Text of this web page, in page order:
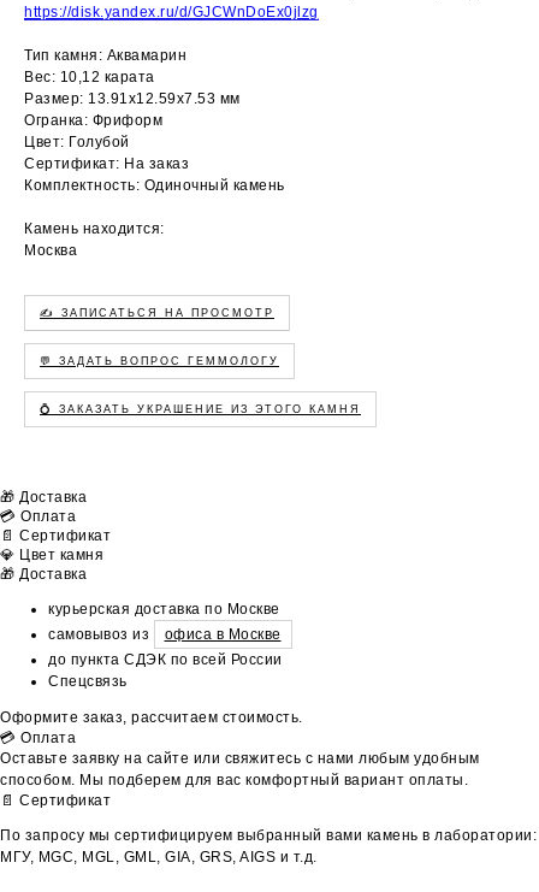
https://disk.yandex.ru/d/GJCWnDoEx0jlzg
Тип камня: Аквамарин
Вес: 10,12 карата
Размер: 13.91х12.59х7.53 мм
Огранка: Фриформ
Цвет: Голубой
Сертификат: На заказ
Комплектность: Одиночный камень
Камень находится:
Москва
✍️ ЗАПИСАТЬСЯ НА ПРОСМОТР
💬 ЗАДАТЬ ВОПРОС ГЕММОЛОГУ
💍 ЗАКАЗАТЬ УКРАШЕНИЕ ИЗ ЭТОГО КАМНЯ
🎁 Доставка
💳 Оплата
📄 Сертификат
💎 Цвет камня
🎁 Доставка
курьерская доставка по Москве
самовывоз из
офиса в Москве
до пункта СДЭК по всей России
Спецсвязь
Оформите заказ, рассчитаем стоимость.
💳 Оплата
Оставьте заявку на сайте или свяжитесь с нами любым удобным
способом. Мы подберем для вас комфортный вариант оплаты.
📄 Сертификат
По запросу мы сертифицируем выбранный вами камень в лаборатории:
МГУ, MGC, MGL, GML, GIA, GRS, AIGS и т.д.